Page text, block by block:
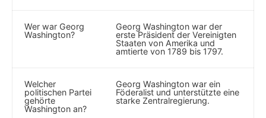
Wer war⁣ Georg⁣
Washington?
Georg ​Washington war der
erste⁣ Präsident ⁣der ⁣Vereinigten
‌Staaten von Amerika‍ und
amtierte von 1789 bis 1797.
Welcher
politischen Partei
gehörte
Washington an?
Georg Washington war ein ​
Föderalist ​und unterstützte eine
starke ⁤Zentralregierung.